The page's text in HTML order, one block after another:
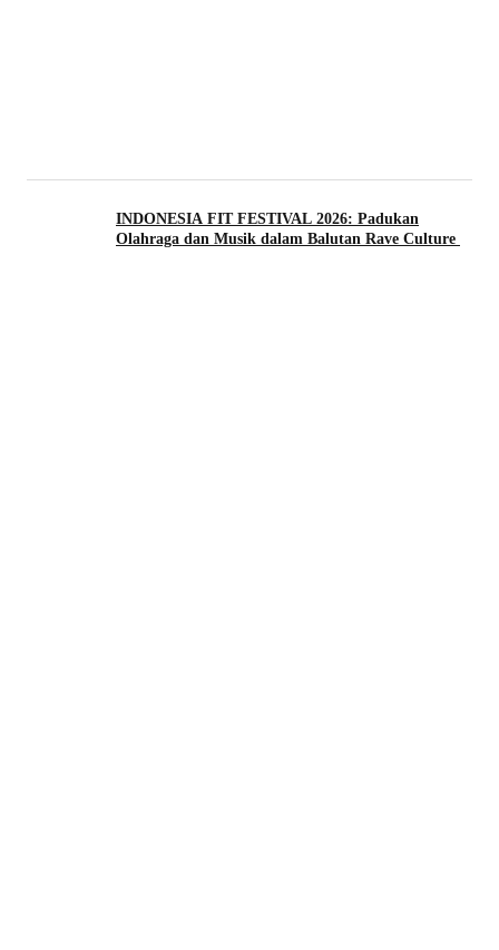
INDONESIA FIT FESTIVAL 2026: Padukan
Olahraga dan Musik dalam Balutan Rave Culture